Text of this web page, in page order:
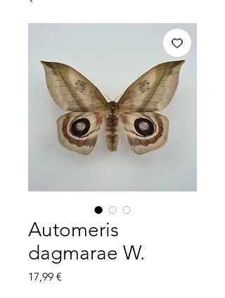
Automeris
dagmarae W.
17,99 €